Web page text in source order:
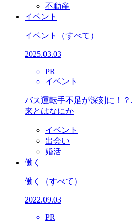
不動産
イベント
イベント （すべて）
2025.03.03
PR
イベント
バス運転手不足が深刻に！
来とはなにか
イベント
出会い
婚活
働く
働く （すべて）
2022.09.03
PR